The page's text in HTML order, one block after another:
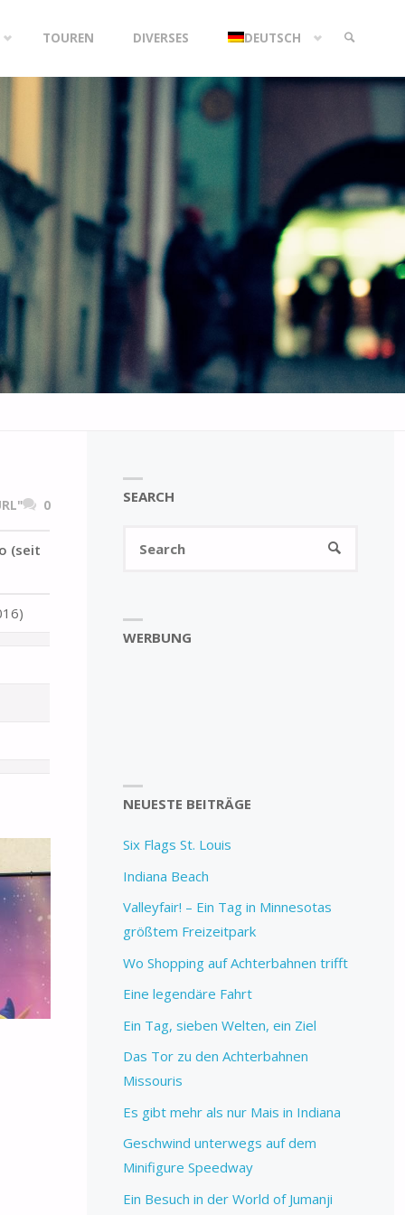
TOUREN DIVERSES DEUTSCH
0
(seit
SEARCH
SEARCH
WERBUNG
NEUESTE BEITRÄGE
Six Flags St. Louis
Indiana Beach
Valleyfair! – Ein Tag in Minnesotas
größtem Freizeitpark
Wo Shopping auf Achterbahnen trifft
Eine legendäre Fahrt
Ein Tag, sieben Welten, ein Ziel
Das Tor zu den Achterbahnen
Missouris
Es gibt mehr als nur Mais in Indiana
Geschwind unterwegs auf dem
Minifigure Speedway
Ein Besuch in der World of Jumanji